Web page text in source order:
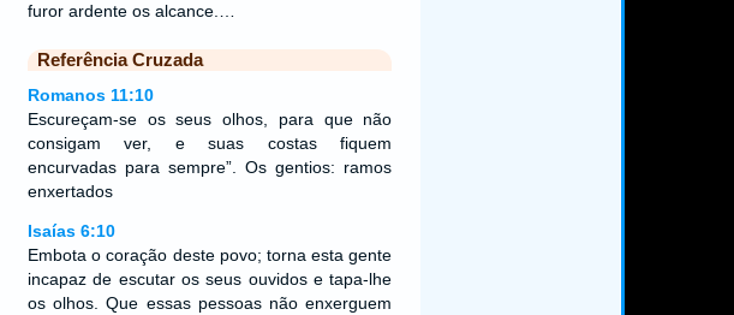
furor ardente os alcance.…
Referência Cruzada
Romanos 11:10
Escureçam-se os seus olhos, para que não
consigam ver, e suas costas fiquem
encurvadas para sempre”. Os gentios: ramos
enxertados
Isaías 6:10
Embota o coração deste povo; torna esta gente
incapaz de escutar os seus ouvidos e tapa-lhe
os olhos. Que essas pessoas não enxerguem